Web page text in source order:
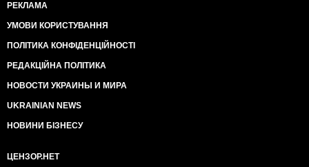
РЕКЛАМА
УМОВИ КОРИСТУВАННЯ
ПОЛІТИКА КОНФІДЕНЦІЙНОСТІ
РЕДАКЦІЙНА ПОЛІТИКА
НОВОСТИ УКРАИНЫ И МИРА
UKRAINIAN NEWS
НОВИНИ БІЗНЕСУ
ЦЕНЗОР.НЕТ